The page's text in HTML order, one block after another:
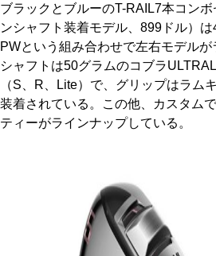
ブラックとブルーのT-RAIL7本コン
ンシャフト装着モデル、899ドル）
PWという組み合わせで左右モデルが
シャフトは50グラムのコブラ
（S、R、Lite）で、グリップはラム
装着されている。この他、カスタム
ティーがラインナップしている。